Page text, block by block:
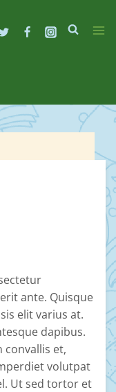
ante. Quisque
elit varius at.
dapibus.
et,
volutpat
Ut sed tortor et